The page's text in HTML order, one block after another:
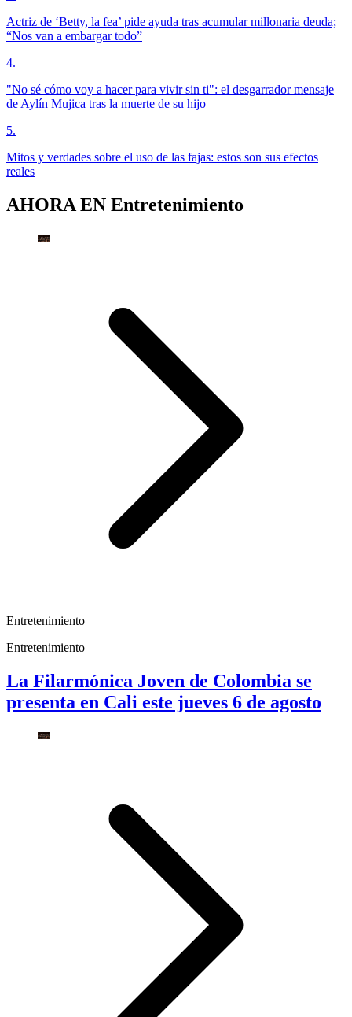
Actriz de ‘Betty, la fea’ pide ayuda tras acumular millonaria deuda;
“Nos van a embargar todo”
4.
"No sé cómo voy a hacer para vivir sin ti": el desgarrador mensaje
de Aylín Mujica tras la muerte de su hijo
5.
Mitos y verdades sobre el uso de las fajas: estos son sus efectos
reales
AHORA EN Entretenimiento
Entretenimiento
Entretenimiento
La Filarmónica Joven de Colombia se
presenta en Cali este jueves 6 de agosto